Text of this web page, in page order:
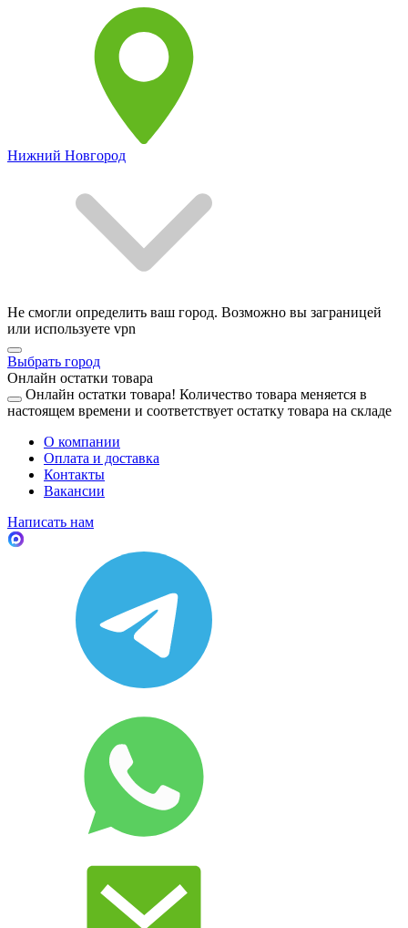
Нижний Новгород
Не смогли определить ваш город. Возможно вы заграницей
или используете vpn
Выбрать город
Онлайн остатки товара
Онлайн остатки товара! Количество товара меняется в
настоящем времени и соответствует остатку товара на складе
О компании
Оплата и доставка
Контакты
Вакансии
Написать нам